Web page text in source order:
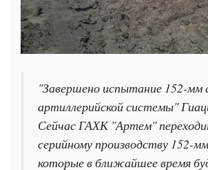
"Завершено испытание 152-мм
артиллерийской системы"
Сейчас ГАХК "Артем"
серийному производству 152-
которые в ближайшее время